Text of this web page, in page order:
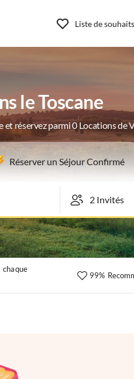
Liste de souhaits
le Toscane
réservez parmi 0 Locations de
Réserver un Séjour Confirmé
99%